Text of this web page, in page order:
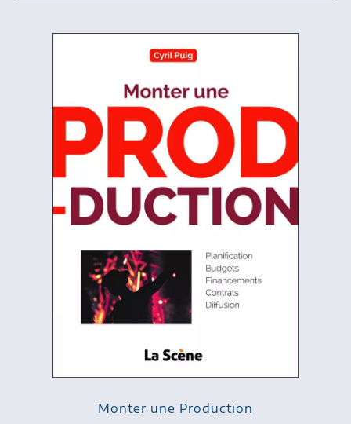
Monter une Production